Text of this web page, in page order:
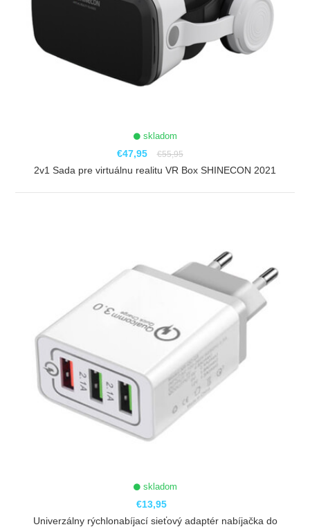
skladom
€47,95 €55,95
2v1 Sada pre virtuálnu realitu VR Box SHINECON 2021
skladom
€13,95
Univerzálny rýchlonabíjací sieťový adaptér nabíjačka do